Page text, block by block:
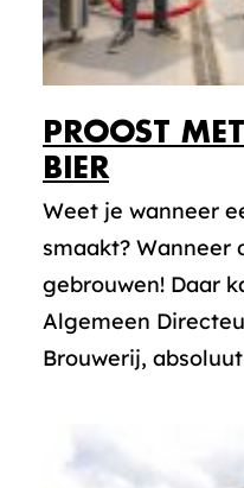
PROOST
BIER
Weet je wanneer
smaakt? Wanneer
gebrouwen! Daar
Algemeen
Brouwerij,